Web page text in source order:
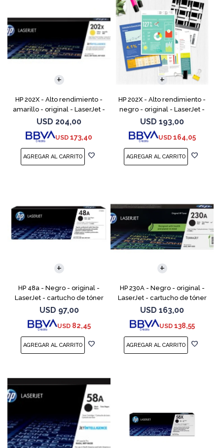
HP 202X - Alto rendimiento -
amarillo - original - LaserJet -
cartucho de tóner (CF502X) -
para Color LaserJet Pro
M254dw, M254n
USD 204,00
USD 173,40
HP 202X - Alto rendimiento -
negro - original - LaserJet -
cartucho de tóner (CF500X) -
para Color LaserJet Pro
M254dw, M254nw,
USD 193,00
USD 164,05
HP 48a - Negro - original -
LaserJet - cartucho de tóner
(CF248A) - para LaserJet Pro
M15a, MFP M28a, MFP M28w,
MFP M31w
USD 97,00
USD 82,45
HP 230A - Negro - original -
LaserJet - cartucho de tóner
(W2300A) - para Color
LaserJet Pro 4201, 4203, MFP
4301, MFP 4303
USD 163,00
USD 138,55